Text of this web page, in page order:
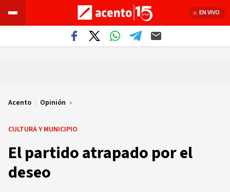
EN VIVO
Acento | Opinión
CULTURA Y MUNICIPIO
El partido atrapado por el
deseo